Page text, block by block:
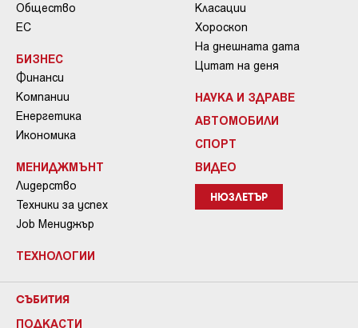
Общество
ЕС
БИЗНЕС
Финанси
Компании
Енергетика
Икономика
МЕНИДЖМЪНТ
Лидерство
Техники за успех
Job Мениджър
ТЕХНОЛОГИИ
Класации
Хороскоп
На днешната дата
Цитат на деня
НАУКА И ЗДРАВЕ
АВТОМОБИЛИ
СПОРТ
ВИДЕО
НЮЗЛЕТЪР
СЪБИТИЯ
ПОДКАСТИ